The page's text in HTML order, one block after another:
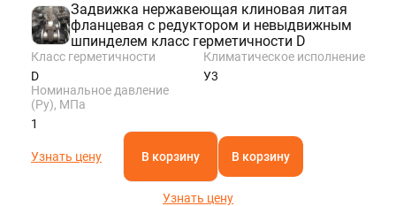
Задвижка нержавеющая клиновая литая
фланцевая с редуктором и невыдвижным
шпинделем класс герметичности D
Класс герметичности
D
Климатическое исполнение
У3
Номинальное давление
(Ру), МПа
1
Узнать цену В корзину В корзину
Узнать цену